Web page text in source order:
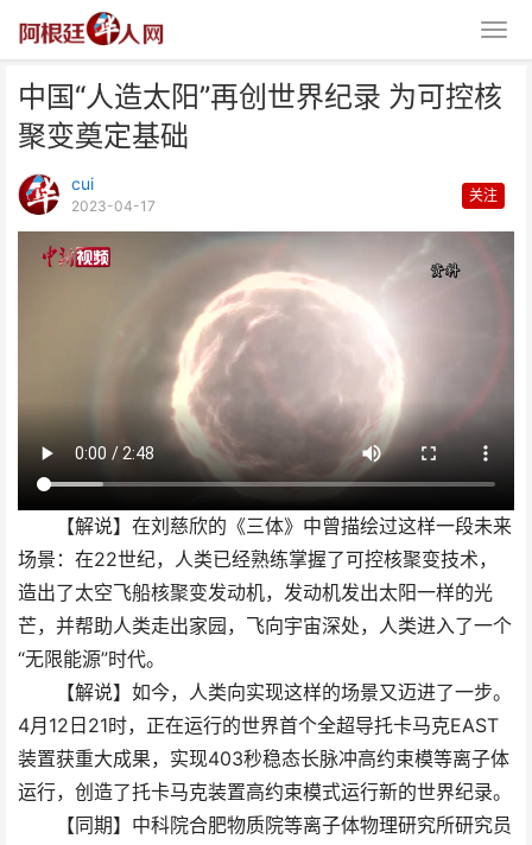
中国“人造太阳”再创世界纪录 为可控核
聚变奠定基础
cui
2023-04-17
关注
【解说】在刘慈欣的《三体》中曾描绘过这样一段未来
场景：在22世纪，人类已经熟练掌握了可控核聚变技术，
造出了太空飞船核聚变发动机，发动机发出太阳一样的光
芒，并帮助人类走出家园，飞向宇宙深处，人类进入了一个
“无限能源”时代。
【解说】如今，人类向实现这样的场景又迈进了一步。
4月12日21时，正在运行的世界首个全超导托卡马克EAST
装置获重大成果，实现403秒稳态长脉冲高约束模等离子体
运行，创造了托卡马克装置高约束模式运行新的世界纪录。
【同期】中科院合肥物质院等离子体物理研究所研究员
中国“人造太阳”再创世界纪录 为
可控核聚变奠定基础